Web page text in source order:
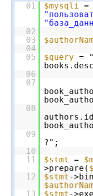
01 $mysqli =
02
03
04
05
$query =
06
07
08
09
?";
10
11
$stmt =
>prepare(
12
$stmt -
13
$stmt -